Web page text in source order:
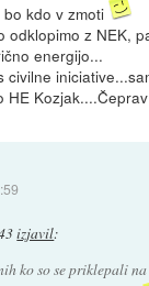
kdo v zmoti
odklopimo z NEK,
energijo...
civilne
HE
izjavil:
ko so se priklepali